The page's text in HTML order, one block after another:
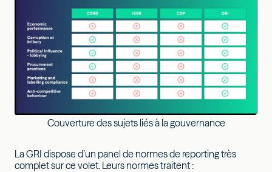
Couverture des sujets liés à la gouvernance
La GRI dispose d’un panel de normes de reporting très
complet sur ce volet. Leurs normes traitent :